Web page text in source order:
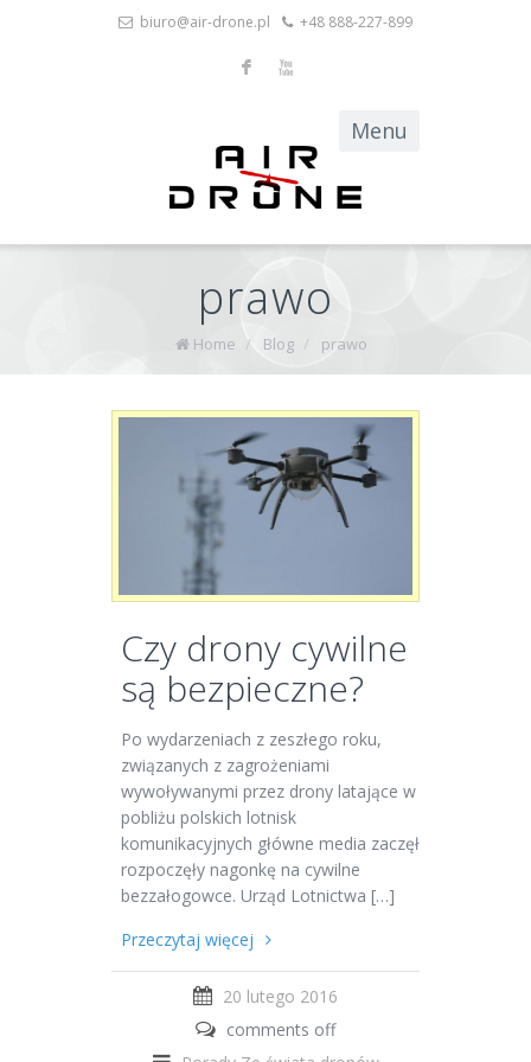
biuro@air-drone.pl +48 888-227-899
F X
prawo
Home / Blog / prawo
Czy drony cywilne
są bezpieczne?
Po wydarzeniach z zeszłego roku,
związanych z zagrożeniami
wywoływanymi przez drony latające w
pobliżu polskich lotnisk
komunikacyjnych główne media zaczęły
rozpoczęły nagonkę na cywilne
bezzałogowce. Urząd Lotnictwa […]
Przeczytaj więcej
20 lutego 2016
comments off